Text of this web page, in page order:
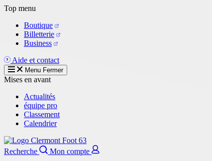
Aller
contenu
principal
Top menu
Boutique
Billetterie
Business
Aide et contact
Menu Fermer
Mises en avant
Actualités
équipe pro
Classement
Calendrier
Recherche
Mon compte